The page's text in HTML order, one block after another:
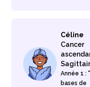
Céline
Cancer
Année 1 :
bases de